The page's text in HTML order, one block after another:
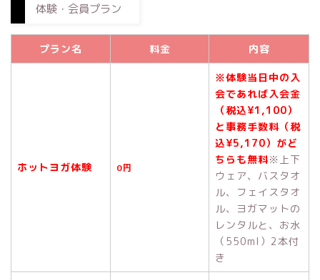
体験・会員プラン
プラン名 料金 内容
ホットヨガ体験 0円
※体験当日中の入
会であれば入会金
（税込¥1,100）
と事務手数料（税
込¥5,170）がど
ちらも無料※上下
ウェア、バスタオ
ル、フェイスタオ
ル、ヨガマットの
レンタルと、お水
（550ml）2本付
き